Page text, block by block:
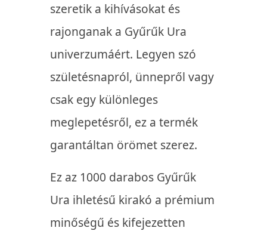
szeretik a kihívásokat és
rajonganak a Gyűrűk Ura
univerzumáért. Legyen szó
születésnapról, ünnepről vagy
csak egy különleges
meglepetésről, ez a termék
garantáltan örömet szerez.
Ez az 1000 darabos Gyűrűk
Ura ihletésű kirakó a prémium
minőségű és kifejezetten